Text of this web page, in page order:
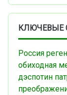
КЛЮЧЕВЫЕ
Россия
обиходная
дэспотин